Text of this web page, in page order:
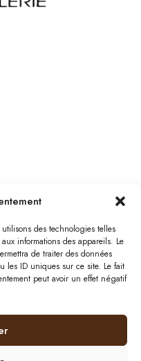
des technologies telles
informations des appareils. Le
de traiter des données
les ID uniques sur ce site. Le fait
peut avoir un effet négatif